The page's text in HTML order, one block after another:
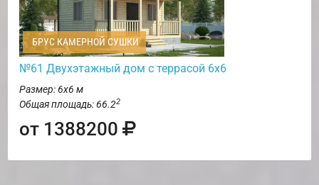
БРУС КАМЕРНОЙ СУШКИ
№61 Двухэтажный дом с террасой 6х6
Размер: 6х6 м
Общая площадь: 66.22
от 1388200